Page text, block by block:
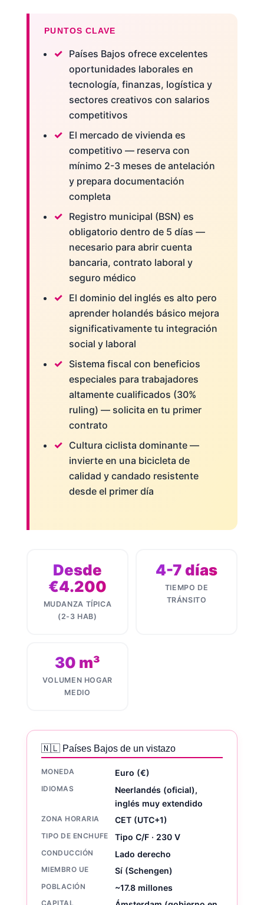
PUNTOS CLAVE
Países Bajos ofrece excelentes
oportunidades laborales en
tecnología, finanzas, logística y
sectores creativos con salarios
competitivos
El mercado de vivienda es
competitivo — reserva con
mínimo 2-3 meses de antelación
y prepara documentación
completa
Registro municipal (BSN) es
obligatorio dentro de 5 días —
necesario para abrir cuenta
bancaria, contrato laboral y
seguro médico
El dominio del inglés es alto pero
aprender holandés básico mejora
significativamente tu integración
social y laboral
Sistema fiscal con beneficios
especiales para trabajadores
altamente cualificados (30%
ruling) — solicita en tu primer
contrato
Cultura ciclista dominante —
invierte en una bicicleta de
calidad y candado resistente
desde el primer día
Desde
€4.200
MUDANZA TÍPICA
(2-3 HAB)
4-7 días
TIEMPO DE
TRÁNSITO
30 m³
VOLUMEN HOGAR
MEDIO
🇳🇱 Países Bajos de un vistazo
MONEDA Euro (€)
IDIOMAS
Neerlandés (oficial),
inglés muy extendido
ZONA HORARIA CET (UTC+1)
TIPO DE ENCHUFE Tipo C/F · 230 V
CONDUCCIÓN Lado derecho
MIEMBRO UE Sí (Schengen)
POBLACIÓN ~17.8 millones
CAPITAL